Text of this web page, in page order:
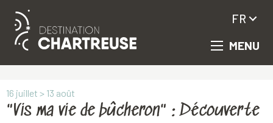
Aller
principal
MENU
FR
16 juillet > 13 août
"Vis ma vie de bûcheron" : Découverte